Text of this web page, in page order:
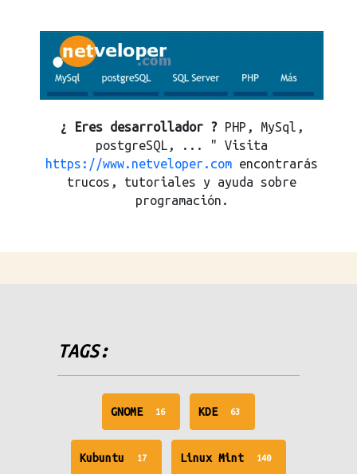
¿ Eres desarrollador ? PHP, MySql,
postgreSQL, ... " Visita
https://www.netveloper.com encontrarás
trucos, tutoriales y ayuda sobre
programación.
TAGS:
GNOME 16
unread
messages
KDE 63
messages
Kubuntu 17
unreadLinux Mint 140